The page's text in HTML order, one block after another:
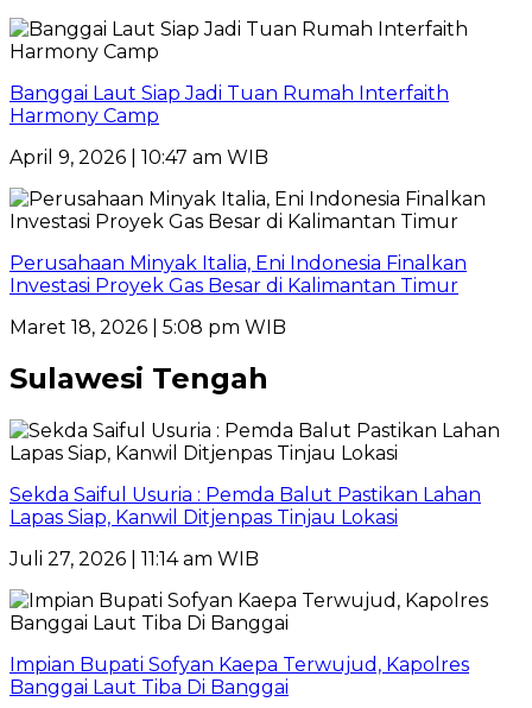
Banggai Laut Siap Jadi Tuan Rumah Interfaith
Harmony Camp
April 9, 2026 | 10:47 am WIB
Perusahaan Minyak Italia, Eni Indonesia Finalkan
Investasi Proyek Gas Besar di Kalimantan Timur
Maret 18, 2026 | 5:08 pm WIB
Sulawesi Tengah
Sekda Saiful Usuria : Pemda Balut Pastikan Lahan
Lapas Siap, Kanwil Ditjenpas Tinjau Lokasi
Juli 27, 2026 | 11:14 am WIB
Impian Bupati Sofyan Kaepa Terwujud, Kapolres
Banggai Laut Tiba Di Banggai